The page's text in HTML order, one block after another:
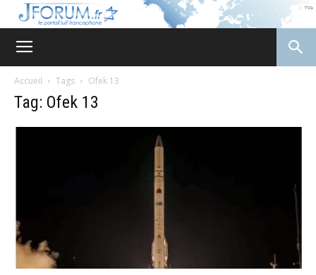
Accueil Tags Ofek 13
Tag: Ofek 13